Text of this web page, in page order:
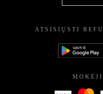
ATSISIŲSTI